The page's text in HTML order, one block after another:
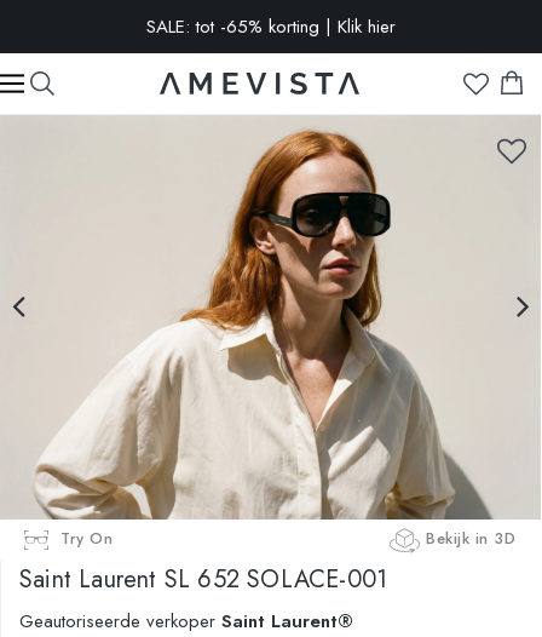
-10% extra op alle brillen met glazen op sterkte | Code:
Try On Bekijk in 3D
Saint Laurent SL 652 SOLACE-001
Geautoriseerde verkoper Saint Laurent®